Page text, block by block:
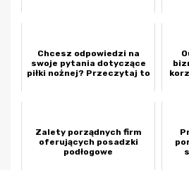
Chcesz odpowiedzi na
swoje pytania dotyczące
piłki nożnej? Przeczytaj to
Zalety porządnych firm
oferujących posadzki
podłogowe